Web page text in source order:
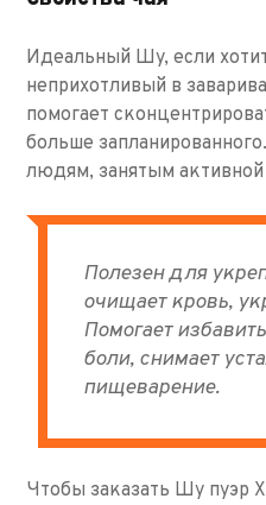
Идеальный Шу, если
неприхотливый в
помогает
больше
людям, занятым активной
Полезен для
очищает кровь,
Помогает
боли, снимает
пищеварение.
Чтобы заказать Шу пуэр